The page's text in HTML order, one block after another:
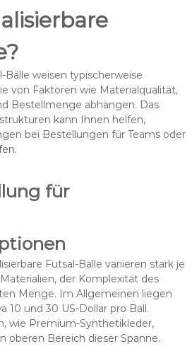
Bälle weisen typischerweise
von Faktoren wie Materialqualität,
Bestellmenge abhängen. Das
kann Ihnen helfen,
bei Bestellungen für Teams oder
für
Futsal-Bälle variieren stark je
der Komplexität des
Menge. Im Allgemeinen liegen
10 und 30 US-Dollar pro Ball.
wie Premium-Synthetikleder,
oberen Bereich dieser Spanne.